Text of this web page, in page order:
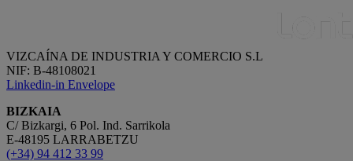
VIZCAÍNA DE INDUSTRIA Y COMERCIO S.L
NIF: B-48108021
Linkedin-in Envelope
BIZKAIA
C/ Bizkargi, 6 Pol. Ind. Sarrikola
E-48195 LARRABETZU
(+34) 94 412 33 99